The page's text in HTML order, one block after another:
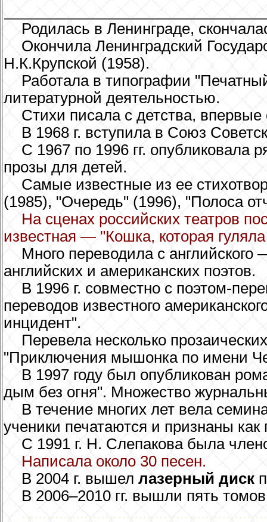
Родилась в Ленинграде,
Окончила Ленинградский
Н.К.Крупской (1958).
Работала в типографии
литературной деятельностью.
Стихи писала с детства, впервые
В 1968 г. вступила в Союз
С 1967 по 1996 гг. опубликовала
прозы для детей.
Самые известные из ее
(1985), "Очередь" (1996), "Полоса
На сценах российских театров
известная — "Кошка, которая
Много переводила с
английских и американских поэтов.
В 1996 г. совместно с поэтом-
переводов известного
инцидент".
Перевела несколько
"Приключения мышонка по имени
В 1997 году был опубликован
дым без огня". Множество
В течение многих лет вела
ученики печатаются и признаны как
С 1991 г. Н. Слепакова была
Написала около 30 песен.
В 2004 г. вышел лазерный диск
В 2006–2010 гг. вышли пять